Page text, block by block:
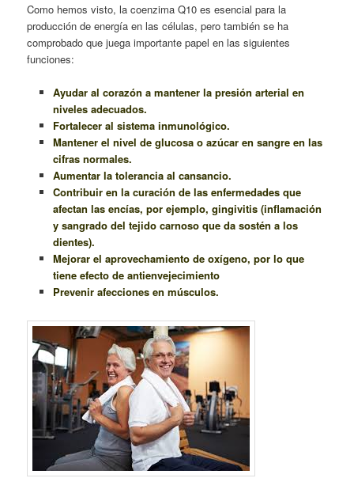
Como hemos visto, la coenzima Q10 es esencial para la
producción de energía en las células, pero también se ha
comprobado que juega importante papel en las siguientes
funciones:
Ayudar al corazón a mantener la presión arterial en
niveles adecuados.
Fortalecer al sistema inmunológico.
Mantener el nivel de glucosa o azúcar en sangre en las
cifras normales.
Aumentar la tolerancia al cansancio.
Contribuir en la curación de las enfermedades que
afectan las encías, por ejemplo, gingivitis (inflamación
y sangrado del tejido carnoso que da sostén a los
dientes).
Mejorar el aprovechamiento de oxígeno, por lo que
tiene efecto de antienvejecimiento
Prevenir afecciones en músculos.